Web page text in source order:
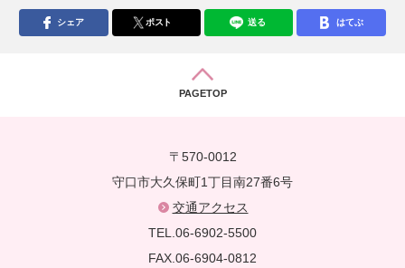
シェア ポスト 送る はてぶ
PAGETOP
〒570-0012
守口市大久保町1丁目南27番6号
交通アクセス
TEL.06-6902-5500
FAX.06-6904-0812